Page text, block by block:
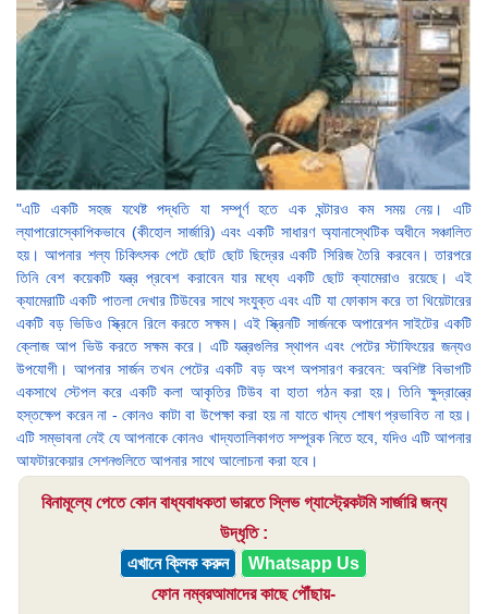
"এটি একটি সহজ যথেষ্ট পদ্ধতি যা সম্পূর্ণ হতে এক ঘন্টারও কম সময় নেয়। এটি
ল্যাপারোস্কোপিকভাবে (কীহোল সার্জারি) এবং একটি সাধারণ অ্যানাস্থেটিক অধীনে সঞ্চালিত
হয়। আপনার শল্য চিকিৎসক পেটে ছোট ছোট ছিদ্রের একটি সিরিজ তৈরি করবেন। তারপরে
তিনি বেশ কয়েকটি যন্ত্র প্রবেশ করাবেন যার মধ্যে একটি ছোট ক্যামেরাও রয়েছে। এই
ক্যামেরাটি একটি পাতলা দেখার টিউবের সাথে সংযুক্ত এবং এটি যা ফোকাস করে তা থিয়েটারের
একটি বড় ভিডিও স্ক্রিনে রিলে করতে সক্ষম। এই স্ক্রিনটি সার্জনকে অপারেশন সাইটের একটি
ক্লোজ আপ ভিউ করতে সক্ষম করে। এটি যন্ত্রগুলির স্থাপন এবং পেটের স্টাফিংয়ের জন্যও
উপযোগী। আপনার সার্জন তখন পেটের একটি বড় অংশ অপসারণ করবেন: অবশিষ্ট বিভাগটি
একসাথে স্টেপল করে একটি কলা আকৃতির টিউব বা হাতা গঠন করা হয়। তিনি ক্ষুদ্রান্ত্রে
হস্তক্ষেপ করেন না - কোনও কাটা বা উপেক্ষা করা হয় না যাতে খাদ্য শোষণ প্রভাবিত না হয়।
এটি সম্ভাবনা নেই যে আপনাকে কোনও খাদ্যতালিকাগত সম্পূরক নিতে হবে, যদিও এটি আপনার
আফটারকেয়ার সেশনগুলিতে আপনার সাথে আলোচনা করা হবে।
বিনামূল্যে পেতে কোন বাধ্যবাধকতা ভারতে স্লিভ গ্যাস্ট্রেকটমি সার্জারি জন্য
উদ্ধৃতি :
এখানে ক্লিক করুন
Whatsapp Us
ফোন নম্বরআমাদের কাছে পৌঁছায়-